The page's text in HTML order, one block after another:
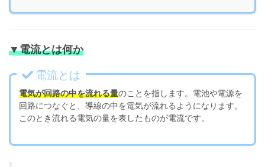
▼電流とは何か
電流とは
電気が回路の中を流れる量のことを指します。電池や電源を
回路につなぐと、導線の中を電気が流れるようになります。
このとき流れる電気の量を表したものが電流です。